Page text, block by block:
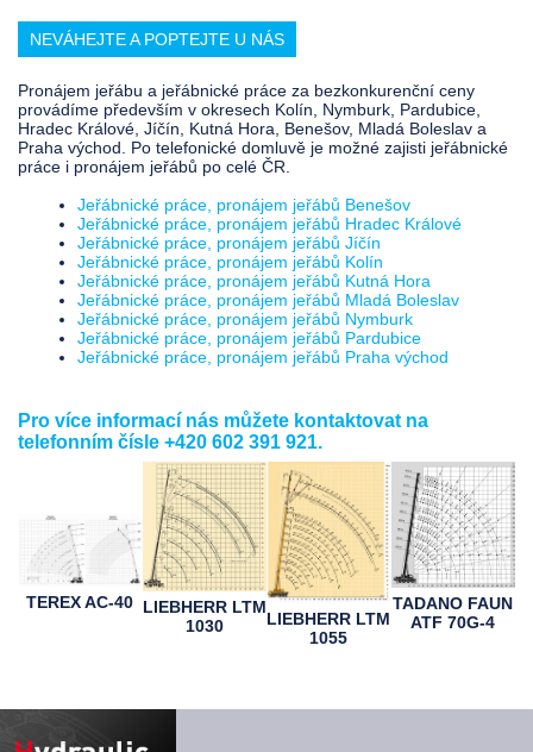
NEVÁHEJTE A POPTEJTE U NÁS
Pronájem jeřábu a jeřábnické práce za bezkonkurenční ceny
provádíme především v okresech Kolín, Nymburk, Pardubice,
Hradec Králové, Jíčín, Kutná Hora, Benešov, Mladá Boleslav a
Praha východ. Po telefonické domluvě je možné zajisti jeřábnické
práce i pronájem jeřábů po celé ČR.
Jeřábnické práce, pronájem jeřábů Benešov
Jeřábnické práce, pronájem jeřábů Hradec Králové
Jeřábnické práce, pronájem jeřábů Jíčín
Jeřábnické práce, pronájem jeřábů Kolín
Jeřábnické práce, pronájem jeřábů Kutná Hora
Jeřábnické práce, pronájem jeřábů Mladá Boleslav
Jeřábnické práce, pronájem jeřábů Nymburk
Jeřábnické práce, pronájem jeřábů Pardubice
Jeřábnické práce, pronájem jeřábů Praha východ
Pro více informací nás můžete kontaktovat na
telefonním čísle +420 602 391 921.
TEREX AC-40 LIEBHERR LTM
1030
LIEBHERR LTM
1055
TADANO FAUN
ATF 70G-4